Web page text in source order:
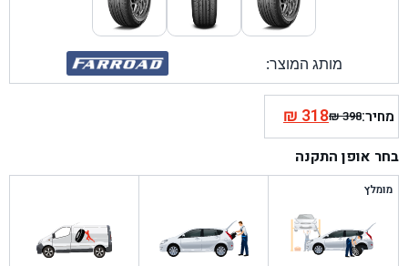
מותג המוצר:
מחיר: ₪398
המחיר
המקורי
היה:
₪318המחיר
הנוכחי
הוא:
בחר אופן התקנה
מומלץ